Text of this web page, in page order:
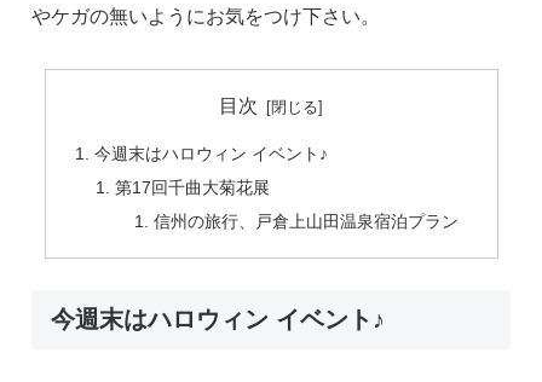
やケガの無いようにお気をつけ下さい。
目次
今週末はハロウィン イベント♪
第17回千曲大菊花展
信州の旅行、戸倉上山田温泉宿泊プラン
今週末はハロウィン イベント♪